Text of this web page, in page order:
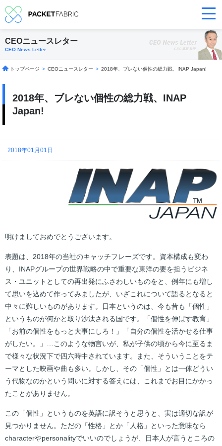
CEOニュースレター
CEO News Letter
トップページ > CEOニュースレター > 2018年、ブレない個性の総力戦、INAP Japan!
2018年、ブレない個性の総力戦、INAP
Japan!
2018年01月01日
明けましておめでとうございます。
表題は、2018年の当社のキャッチフレーズです。資本構成も変わ
り、INAPグループの世界戦略の中で重要な東洋の要を担うビジネ
ス・ユニットとしての再出発にふさわしいものをと、例年にも増し
て思いを込めて作ってみましたが、いざこれについて語るとなると
中々に難しいものがあります。日本というのは、今も昔も「個性」
というものが何かと取り沙汰される国です。「個性を伸ばす教育」
「お前の個性をもっと大事にしろ！」「自分の個性を活かせる仕事
がしたい。」…このような物言いが、私が子供の頃から今に至るま
で様々な状況下で四六時中されています。また、そういうことをテ
ーマとした映画や曲も多い。しかし、その「個性」とは一体どうい
う代物なのかという問いに対する答えには、これまでお目にかかっ
たことがありません。
この「個性」というものを英語に訳そうと思うと、実は適切な訳が
見つかりません。ただの「性格」とか「人格」といった意味なら
characterやpersonalityでいいのでしょうが、日本人が言うところの